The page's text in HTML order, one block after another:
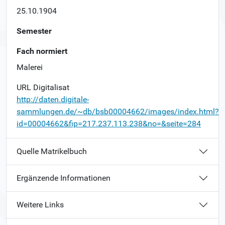
25.10.1904
Semester
Fach normiert
Malerei
URL Digitalisat
http://daten.digitale-
sammlungen.de/~db/bsb00004662/images/index.html?
id=00004662&fip=217.237.113.238&no=&seite=284
Quelle Matrikelbuch
Ergänzende Informationen
Weitere Links